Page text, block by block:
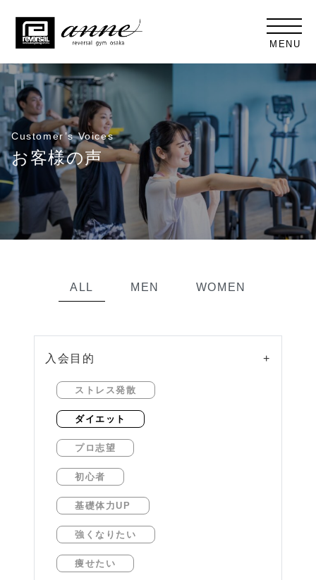
MENU
ALL MEN WOMEN
入会目的 +
ストレス発散
ダイエット
プロ志望
初心者
基礎体力UP
強くなりたい
痩せたい
Customer’s Voices
お客様の声